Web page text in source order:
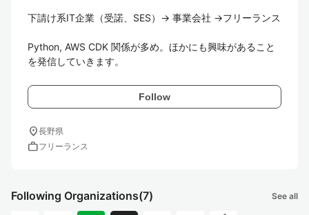
下請け系IT企業（受諾、SES）→ 事業会社 →フリーランス
Python, AWS CDK 関係が多め。ほかにも興味があること
を発信していきます。
Follow
location_on長野県
workフリーランス
Following Organizations(7) See all